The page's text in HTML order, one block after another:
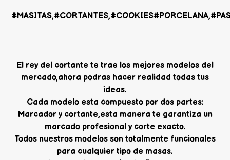
El rey del cortante te trae los mejores modelos del
mercado,ahora podras hacer realidad todas tus
ideas.
Cada modelo esta compuesto por dos partes:
Marcador y cortante,esta manera te garantiza un
marcado profesional y corte exacto.
Todos nuestros modelos son totalmente funcionales
para cualquier tipo de masas.